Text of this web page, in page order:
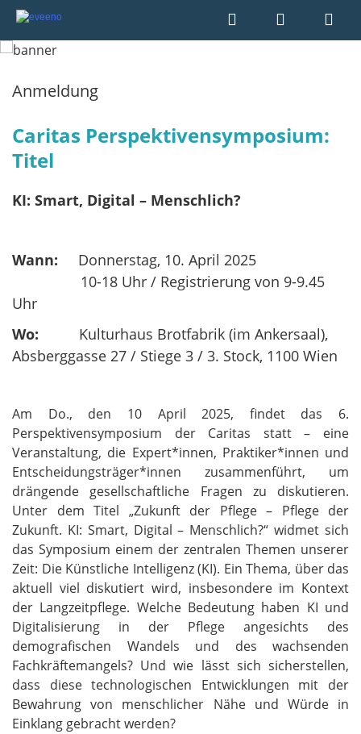
Anmeldung
Caritas Perspektivensymposium:
​​​​​​​Titel
KI: Smart, Digital – Menschlich?
Wann:
Donnerstag, 10. April 2025
​​​​​​​ 10-18 Uhr / Registrierung von 9-9.45
Uhr
Wo:
Kulturhaus Brotfabrik (im Ankersaal),
Absberggasse 27 / Stiege 3 / 3. Stock, 1100 Wien
Am Do., den 10 April 2025, findet das 6.
Perspektivensymposium der Caritas statt – eine
Veranstaltung, die Expert*innen, Praktiker*innen und
Entscheidungsträger*innen zusammenführt, um
drängende gesellschaftliche Fragen zu diskutieren.
Unter dem Titel „Zukunft der Pflege – Pflege der
Zukunft. KI: Smart, Digital – Menschlich?“ widmet sich
das Symposium einem der zentralen Themen unserer
Zeit: Die Künstliche Intelligenz (KI). Ein Thema, über das
aktuell viel diskutiert wird, insbesondere im Kontext
der Langzeitpflege. Welche Bedeutung haben KI und
Digitalisierung in der Pflege angesichts des
demografischen Wandels und des wachsenden
Fachkräftemangels? Und wie lässt sich sicherstellen,
dass diese technologischen Entwicklungen mit der
Bewahrung von menschlicher Nähe und Würde in
Einklang gebracht werden?